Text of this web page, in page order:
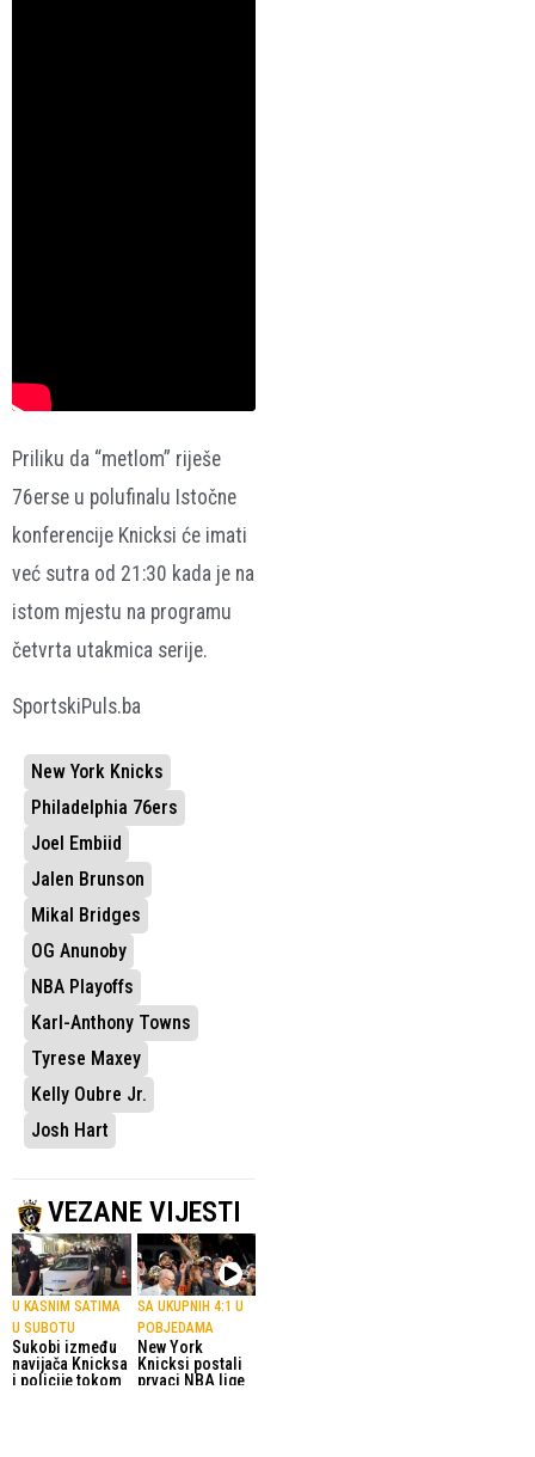
Priliku da “metlom” riješe
76erse u polufinalu Istočne
konferencije Knicksi će imati
već sutra od 21:30 kada je na
istom mjestu na programu
četvrta utakmica serije.
SportskiPuls.ba
New York Knicks
Philadelphia 76ers
Joel Embiid
Jalen Brunson
Mikal Bridges
OG Anunoby
NBA Playoffs
Karl-Anthony Towns
Tyrese Maxey
Kelly Oubre Jr.
Josh Hart
VEZANE VIJESTI
U KASNIM SATIMA
U SUBOTU
Sukobi između
navijača Knicksa
i policije tokom
SA UKUPNIH 4:1 U
POBJEDAMA
New York
Knicksi postali
prvaci NBA lige